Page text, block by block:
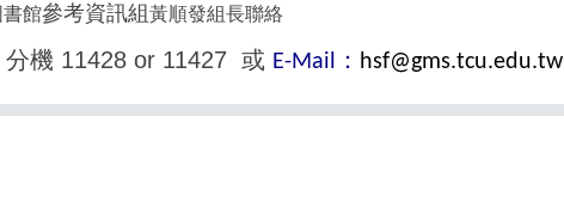
書館參考資訊組 黃順發組長聯絡
機 11428 or 11427 或 E-Mail ： hsf@gms.tcu.edu.tw